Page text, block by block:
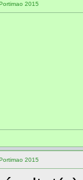
2015
2015